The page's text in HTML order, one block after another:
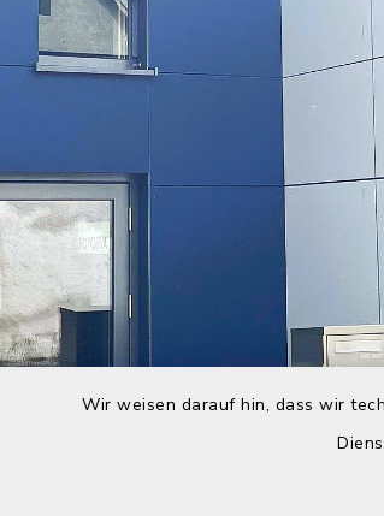
Wir weisen darauf hin, dass wir